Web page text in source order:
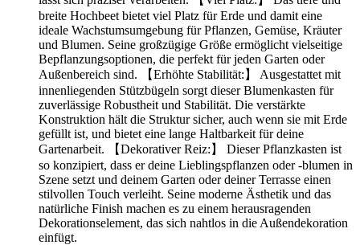
breite Hochbeet bietet viel Platz für Erde und damit eine
ideale Wachstumsumgebung für Pflanzen, Gemüse, Kräuter
und Blumen. Seine großzügige Größe ermöglicht vielseitige
Bepflanzungsoptionen, die perfekt für jeden Garten oder
Außenbereich sind. 【Erhöhte Stabilität:】 Ausgestattet mit
innenliegenden Stützbügeln sorgt dieser Blumenkasten für
zuverlässige Robustheit und Stabilität. Die verstärkte
Konstruktion hält die Struktur sicher, auch wenn sie mit Erde
gefüllt ist, und bietet eine lange Haltbarkeit für deine
Gartenarbeit. 【Dekorativer Reiz:】 Dieser Pflanzkasten ist
so konzipiert, dass er deine Lieblingspflanzen oder -blumen in
Szene setzt und deinem Garten oder deiner Terrasse einen
stilvollen Touch verleiht. Seine moderne Ästhetik und das
natürliche Finish machen es zu einem herausragenden
Dekorationselement, das sich nahtlos in die Außendekoration
einfügt.